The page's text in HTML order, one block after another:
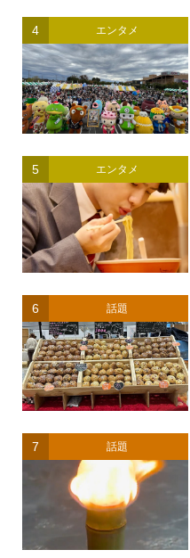
4 エンタメ
5 エンタメ
6 話題
7 話題